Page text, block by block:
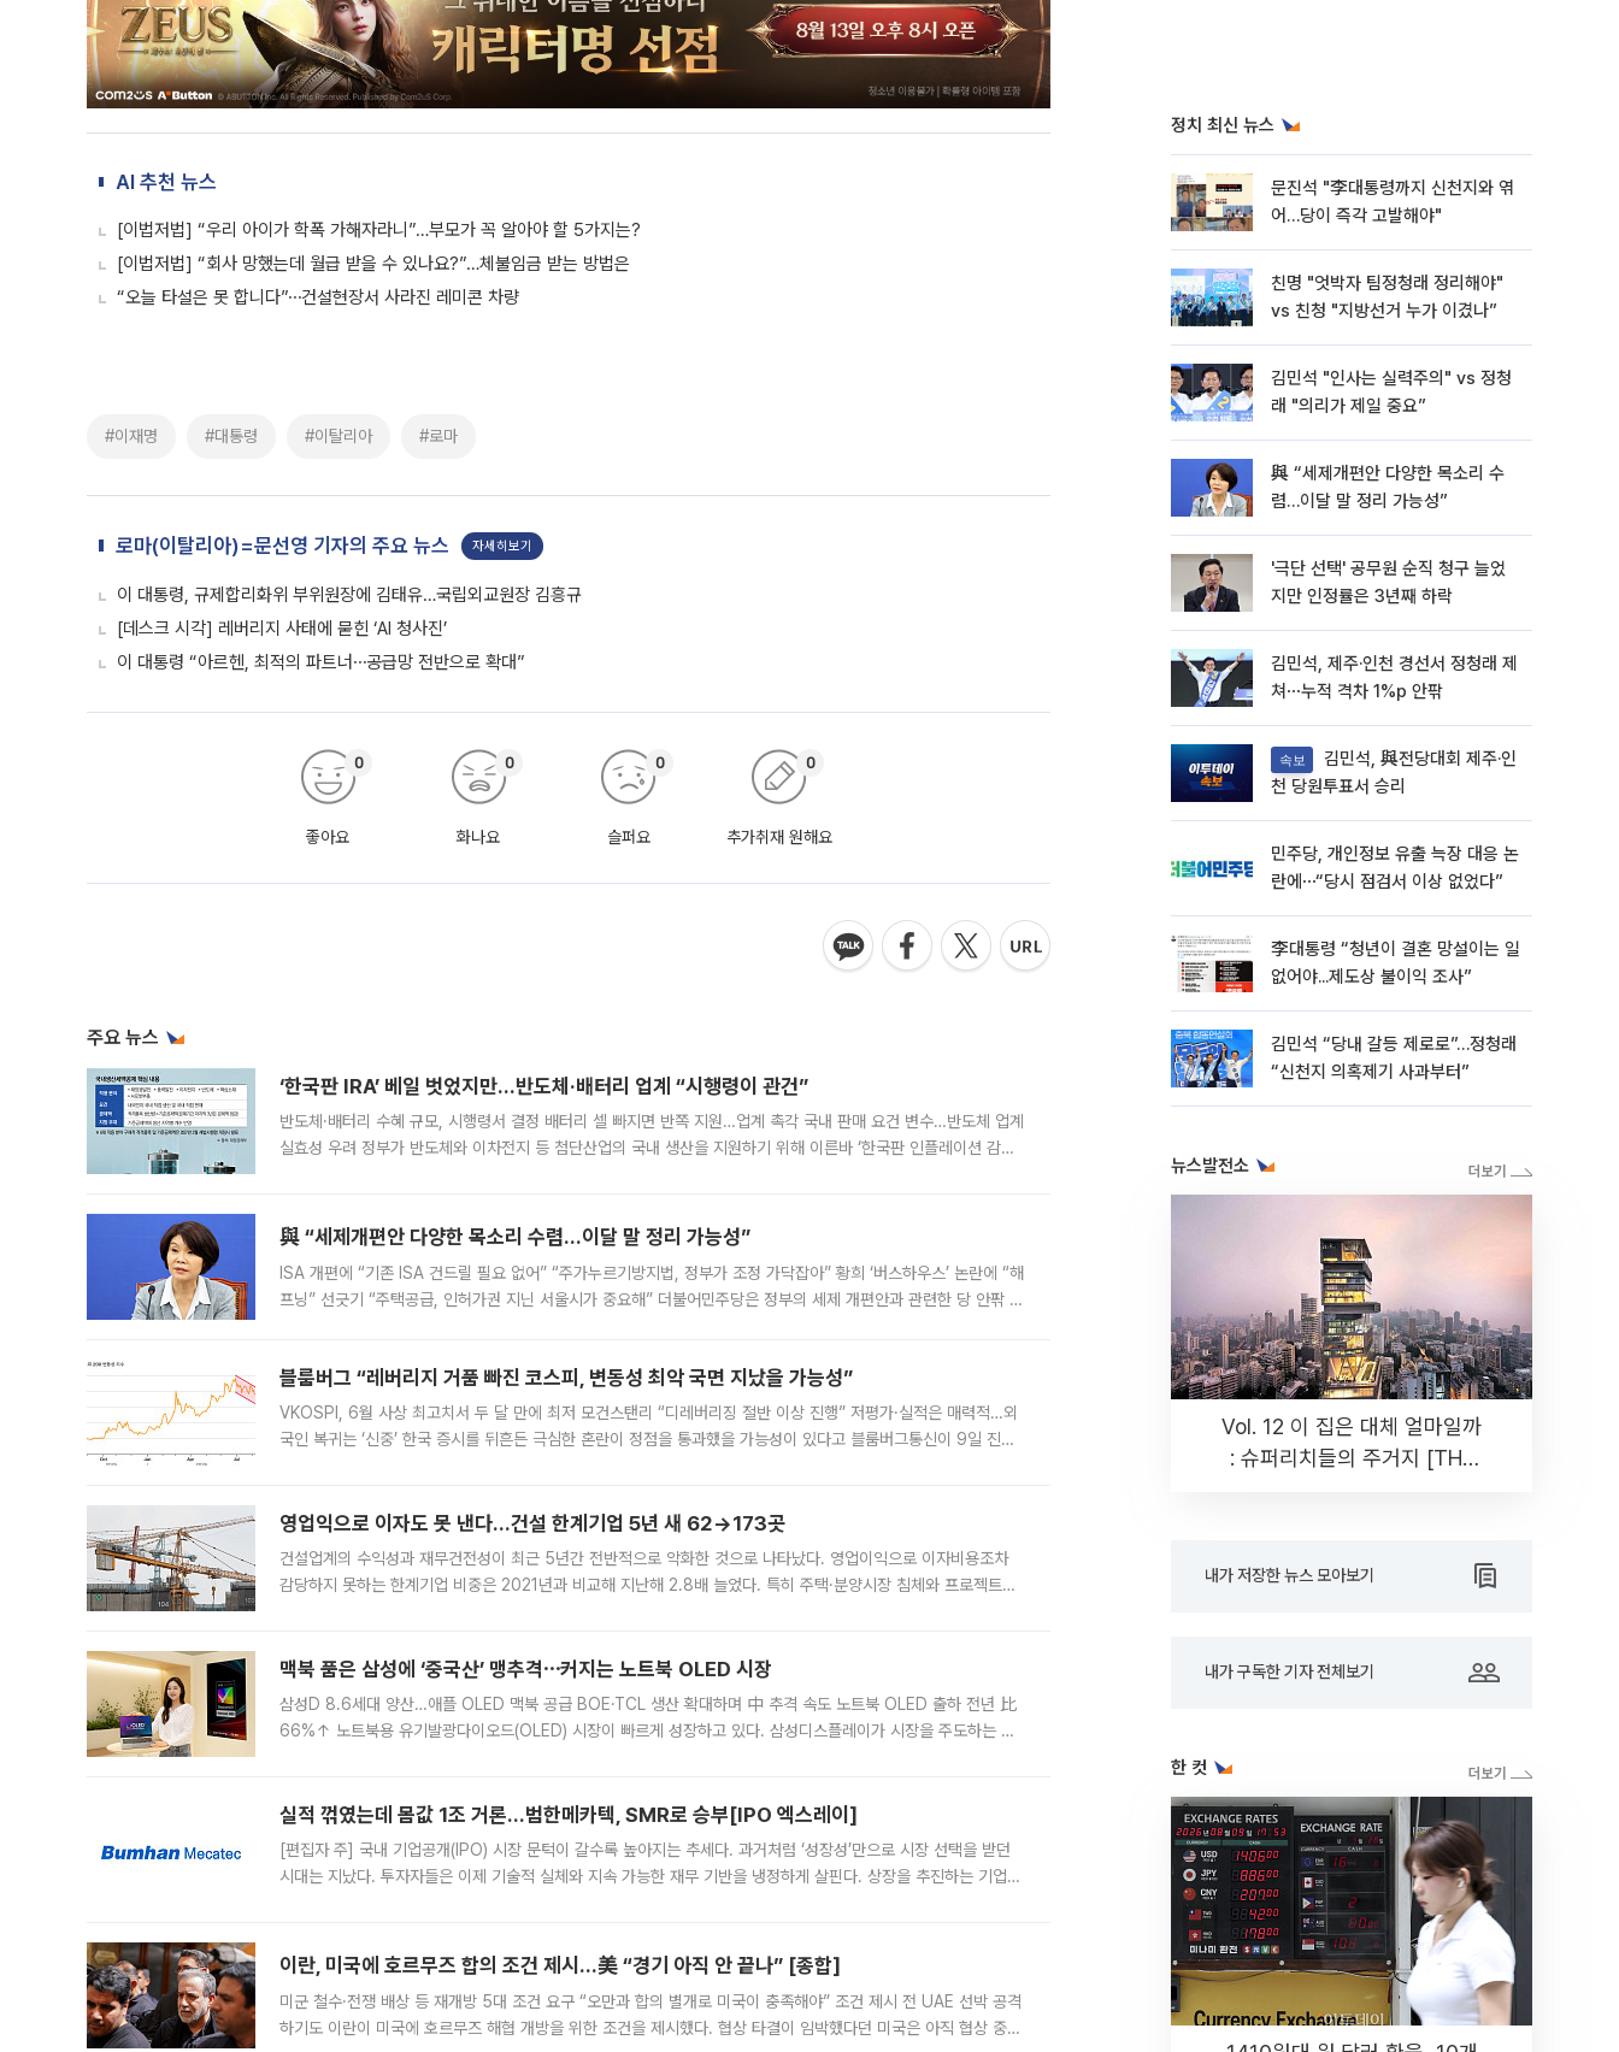
AI 추천 뉴스
[이법저법] “우리 아이가 학폭 가해자라니”…부모가 꼭 알아야 할 5가지는?
[이법저법] “회사 망했는데 월급 받을 수 있나요?”…체불임금 받는 방법은
“오늘 타설은 못 합니다”⋯건설현장서 사라진 레미콘 차량
#이재명 #대통령 #이탈리아 #로마
로마(이탈리아)=문선영 기자의 주요 뉴스 자세히보기
이 대통령, 규제합리화위 부위원장에 김태유…국립외교원장 김흥규
[데스크 시각] 레버리지 사태에 묻힌 ‘AI 청사진’
이 대통령 “아르헨, 최적의 파트너⋯공급망 전반으로 확대”
좋아요
0
화나요
0
슬퍼요
0
추가취재 원해요
0
주요 뉴스
‘한국판 IRA’ 베일 벗었지만…반도체·배터리 업계 “시행령이 관건”
반도체·배터리 수혜 규모, 시행령서 결정 배터리 셀 빠지면 반쪽 지원…업계 촉각 국내 판매 요건 변수…반도체 업계
실효성 우려 정부가 반도체와 이차전지 등 첨단산업의 국내 생산을 지원하기 위해 이른바 ‘한국판 인플레이션 감축
與 “세제개편안 다양한 목소리 수렴…이달 말 정리 가능성”
ISA 개편에 “기존 ISA 건드릴 필요 없어” “주가누르기방지법, 정부가 조정 가닥잡아” 황희 ‘버스하우스’ 논란에 “해
프닝” 선긋기 “주택공급, 인허가권 지닌 서울시가 중요해” 더불어민주당은 정부의 세제 개편안과 관련한 당 안팎 의
블룸버그 “레버리지 거품 빠진 코스피, 변동성 최악 국면 지났을 가능성”
VKOSPI, 6월 사상 최고치서 두 달 만에 최저 모건스탠리 “디레버리징 절반 이상 진행” 저평가·실적은 매력적…외
국인 복귀는 ‘신중’ 한국 증시를 뒤흔든 극심한 혼란이 정점을 통과했을 가능성이 있다고 블룸버그통신이 9일 진단
영업익으로 이자도 못 낸다…건설 한계기업 5년 새 62→173곳
건설업계의 수익성과 재무건전성이 최근 5년간 전반적으로 악화한 것으로 나타났다. 영업이익으로 이자비용조차
감당하지 못하는 한계기업 비중은 2021년과 비교해 지난해 2.8배 늘었다. 특히 주택·분양시장 침체와 프로젝트파
맥북 품은 삼성에 ‘중국산’ 맹추격⋯커지는 노트북 OLED 시장
삼성D 8.6세대 양산…애플 OLED 맥북 공급 BOE·TCL 생산 확대하며 中 추격 속도 노트북 OLED 출하 전년 比
66%↑ 노트북용 유기발광다이오드(OLED) 시장이 빠르게 성장하고 있다. 삼성디스플레이가 시장을 주도하는 가
실적 꺾였는데 몸값 1조 거론…범한메카텍, SMR로 승부[IPO 엑스레이]
[편집자 주] 국내 기업공개(IPO) 시장 문턱이 갈수록 높아지는 추세다. 과거처럼 ‘성장성’만으로 시장 선택을 받던
시대는 지났다. 투자자들은 이제 기술적 실체와 지속 가능한 재무 기반을 냉정하게 살핀다. 상장을 추진하는 기업들
이란, 미국에 호르무즈 합의 조건 제시…美 “경기 아직 안 끝나” [종합]
미군 철수·전쟁 배상 등 재개방 5대 조건 요구 “오만과 합의 별개로 미국이 충족해야” 조건 제시 전 UAE 선박 공격
하기도 이란이 미국에 호르무즈 해협 개방을 위한 조건을 제시했다. 협상 타결이 임박했다던 미국은 아직 협상 중이
정치 최신 뉴스
문진석 "李대통령까지 신천지와 엮
어…당이 즉각 고발해야"
친명 "엇박자 팀정청래 정리해야"
vs 친청 "지방선거 누가 이겼나”
김민석 "인사는 실력주의" vs 정청
래 "의리가 제일 중요”
與 “세제개편안 다양한 목소리 수
렴…이달 말 정리 가능성”
'극단 선택' 공무원 순직 청구 늘었
지만 인정률은 3년째 하락
김민석, 제주·인천 경선서 정청래 제
쳐⋯누적 격차 1%p 안팎
속보
천 당원투표서 승리
민주당, 개인정보 유출 늑장 대응 논
란에⋯“당시 점검서 이상 없었다”
李대통령 “청년이 결혼 망설이는 일
없어야...제도상 불이익 조사”
김민석 “당내 갈등 제로로”…정청래
“신천지 의혹제기 사과부터”
뉴스발전소
Vol. 12 이 집은 대체 얼마일까
: 슈퍼리치들의 주거지 [THE
내가 저장한 뉴스 모아보기
내가 구독한 기자 전체보기
한 컷